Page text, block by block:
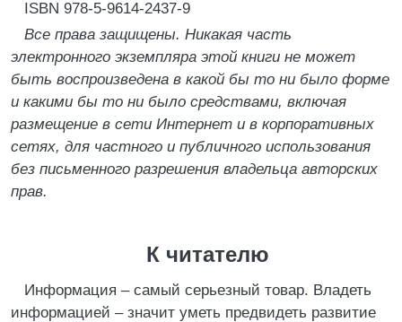
ISBN 978-5-9614-2437-9
Все права защищены. Никакая часть
электронного экземпляра этой книги не может
быть воспроизведена в какой бы то ни было форме
и какими бы то ни было средствами, включая
размещение в сети Интернет и в корпоративных
сетях, для частного и публичного использования
без письменного разрешения владельца авторских
прав.
К читателю
Информация – самый серьезный товар. Владеть
информацией – значит уметь предвидеть развитие